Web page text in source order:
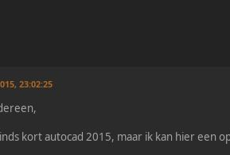
23:02:25
kort autocad 2015, maar ik kan hier een